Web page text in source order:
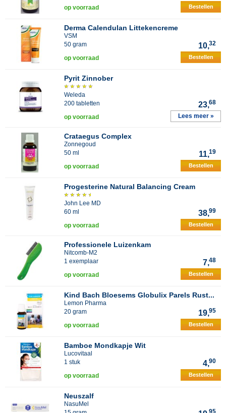
op voorraad Bestellen
Derma Calendulan Littekencreme
VSM
50 gram
10,32
op voorraad Bestellen
Pyrit Zinnober
Weleda
200 tabletten
23,68
op voorraad Lees meer »
Crataegus Complex
Zonnegoud
50 ml
11,19
op voorraad Bestellen
Progesterine Natural Balancing Cream
John Lee MD
60 ml
38,99
op voorraad Bestellen
Professionele Luizenkam
Nitcomb-M2
1 exemplaar
7,48
op voorraad Bestellen
Kind Bach Bloesems Globulix Parels Rust...
Lemon Pharma
20 gram
19,95
op voorraad Bestellen
Bamboe Mondkapje Wit
Lucovitaal
1 stuk
4,90
op voorraad Bestellen
Neuszalf
NasuMel
95